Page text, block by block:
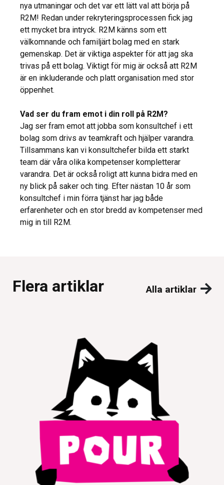
nya utmaningar och det var ett lätt val att börja på
R2M! Redan under rekryteringsprocessen fick jag
ett mycket bra intryck. R2M känns som ett
välkomnande och familjärt bolag med en stark
gemenskap. Det är viktiga aspekter för att jag ska
trivas på ett bolag. Viktigt för mig är också att R2M
är en inkluderande och platt organisation med stor
öppenhet.
Vad ser du fram emot i din roll på R2M?
Jag ser fram emot att jobba som konsultchef i ett
bolag som drivs av teamkraft och hjälper varandra.
Tillsammans kan vi konsultchefer bilda ett starkt
team där våra olika kompetenser kompletterar
varandra. Det är också roligt att kunna bidra med en
ny blick på saker och ting. Efter nästan 10 år som
konsultchef i min förra tjänst har jag både
erfarenheter och en stor bredd av kompetenser med
mig in till R2M.
Flera artiklar Alla artiklar